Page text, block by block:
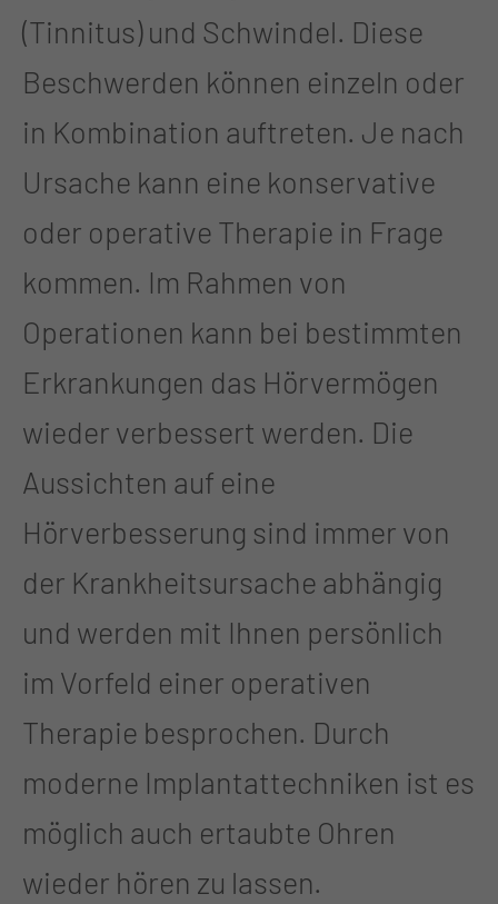
(Tinnitus) und Schwindel. Diese
Beschwerden können einzeln oder
in Kombination auftreten. Je nach
Ursache kann eine konservative
oder operative Therapie in Frage
kommen. Im Rahmen von
Operationen kann bei bestimmten
Erkrankungen das Hörvermögen
wieder verbessert werden. Die
Aussichten auf eine
Hörverbesserung sind immer von
der Krankheitsursache abhängig
und werden mit Ihnen persönlich
im Vorfeld einer operativen
Therapie besprochen. Durch
moderne Implantattechniken ist es
möglich auch ertaubte Ohren
wieder hören zu lassen.